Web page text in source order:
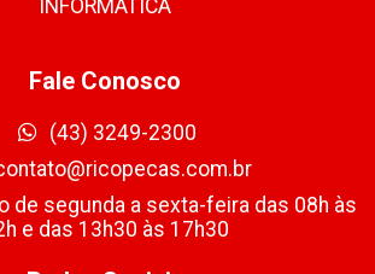
INFORMÁTICA
Fale Conosco
(43) 3249-2300
de segunda a sexta-feira das 08h às
e das 13h30 às 17h30